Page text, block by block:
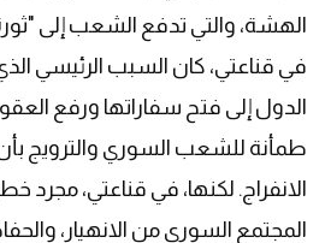
الهشة، والتي تدفع الشعب إلى "ثورة
في قناعتي، كان السبب الرئيسي
الدول إلى فتح سفاراتها ورفع
طمأنة للشعب السوري والترويج
الانفراج. لكنها، في قناعتي، مجرد
المجتمع السوري من الانهيار،